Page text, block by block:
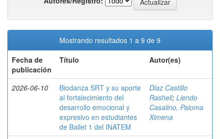
Mostrando resultados 1 a 9 de 9
Fecha de
publicación
Título Autor(es)
2026-06-10
Biodanza SRT y su aporte
al fortalecimiento del
desarrollo emocional y
expresivo en estudiantes
de Ballet 1 del INATEM
Diaz Castillo
Rashell; Liendo
Casalino, Paloma
Ximena